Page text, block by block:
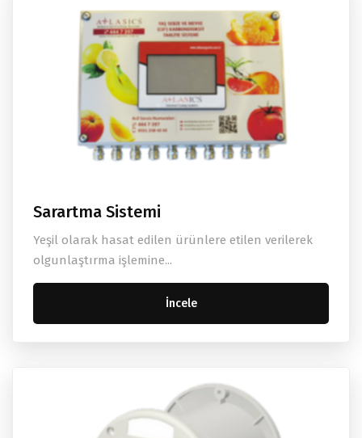
Sarartma Sistemi
Yeşil olarak hasat edilen ürünlere etilen verilerek
olgunlaştırma işlemine...
İncele